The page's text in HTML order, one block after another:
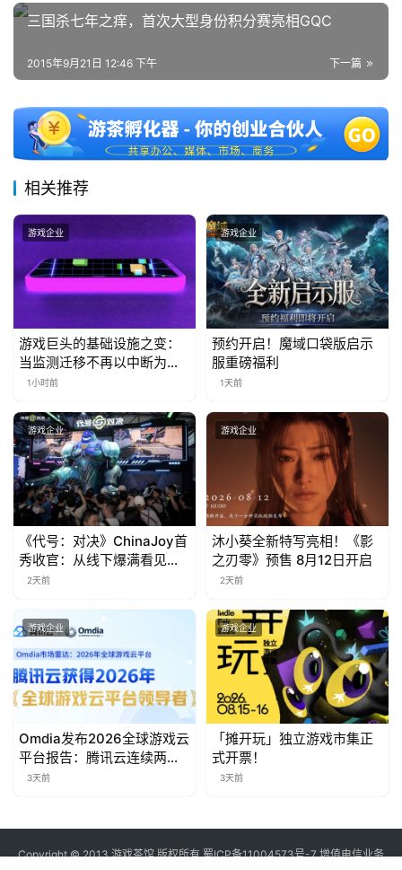
2
十
届
金
茶
奖
7
月
3
0
游
茶
对
接
会
上
海
站
文
)
三国杀七年之痒，首次大型身份积分赛亮相GQC
下一篇
2015年9月21日 12:46 下午
相关推荐
游戏企业
游戏巨头的基础设施之变：
当监测迁移不再以中断为代
价
1小时前
游戏企业
预约开启！魔域口袋版启示
服重磅福利
1天前
游戏企业
《代号：对决》ChinaJoy首
秀收官：从线下爆满看见玩
家的真实期待
2天前
游戏企业
沐小葵全新特写亮相！《影
之刃零》预售 8月12日开启
2天前
游戏企业
Omdia发布2026全球游戏云
平台报告：腾讯云连续两年
入选“领导者”象限
3天前
游戏企业
「摊开玩」独立游戏市集正
式开票！
3天前
Copyright © 2013 游戏茶馆 版权所有蜀ICP备11004573号-7增值电信业务